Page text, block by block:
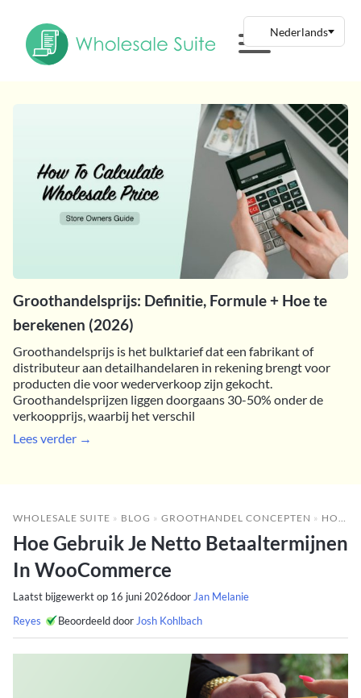
Groothandelsprijs: Definitie, Formule + Hoe te
berekenen (2026)
Groothandelsprijs is het bulktarief dat een fabrikant of
distributeur aan detailhandelaren in rekening brengt voor
producten die voor wederverkoop zijn gekocht.
Groothandelsprijzen liggen doorgaans 30-50% onder de
verkoopprijs, waarbij het verschil
Lees verder →
WHOLESALE SUITE » BLOG » GROOTHANDEL CONCEPTEN » HOE GEBRUIK JE NETTO BETAALTERMIJNEN IN WOOCOMMERCE
Hoe Gebruik Je Netto Betaaltermijnen
In WooCommerce
Laatst bijgewerkt op 16 juni 2026door Jan Melanie
Reyes
Beoordeeld door Josh Kohlbach